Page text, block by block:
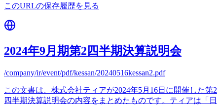
このURLの保存履歴を見る
2024年9月期第2四半期決算説明会
/company/ir/event/pdf/kessan/20240516kessan2.pdf
この文書は、株式会社ティアが2024年5月16日に開催した第2
四半期決算説明会の内容をまとめたものです。ティアは「日